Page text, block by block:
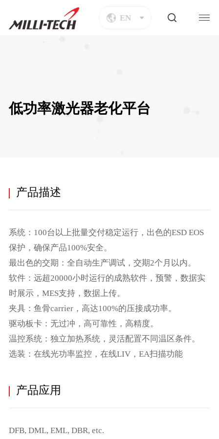
EN
低功率激光器老化平台
产品描述
系统：100台以上批量交付稳定运行，出色的ESD EOS
保护，确保产品100%安全。
最出色的交期：全自动生产调试，交期2个月以内。
软件：远超20000小时运行的成熟软件，预警，数据实
时展示，MES支持，数据上传。
夹具：鱼骨carrier，高达100%的压接成功率。
驱动板卡：无过冲，高可靠性，高精度。
温控系统：独立加热系统，灵活配置不同温区条件。
选装：在线光功率监控，在线LIV，EA扫描功能
产品应用
DFB, DML, EML, DBR, etc.